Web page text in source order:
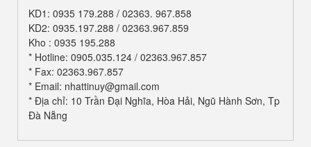
KD1: 0935 179.288 / 02363. 967.858
KD2: 0935.197.288 / 02363.967.859
Kho : 0935 195.288
* Hotline: 0905.035.124 / 02363.967.857
* Fax: 02363.967.857
* Email: nhattinuy@gmail.com
* Địa chỉ: 10 Trần Đại Nghĩa, Hòa Hải, Ngũ Hành Sơn, Tp
Đà Nẵng